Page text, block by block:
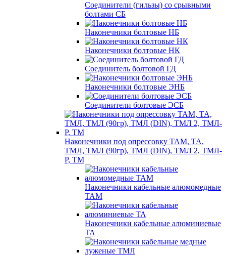
Соединители (гильзы) со срывными
болтами СБ
Наконечники болтовые НБ
Наконечники болтовые НК
Соединитель болтовой ГД
Наконечники болтовые ЭНБ
Соединители болтовые ЭСБ
Наконечники под опрессовку ТАМ, ТА,
ТМЛ, ТМЛ (90гр), ТМЛ (DIN), ТМЛ 2, ТМЛ-
Р, ТМ
Наконечники кабельные алюмомедные
ТАМ
Наконечники кабельные алюминиевые
ТА